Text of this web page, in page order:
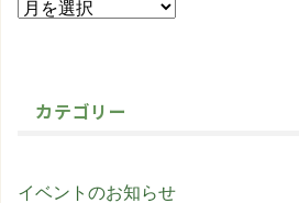
カテゴリー
イベントのお知らせ